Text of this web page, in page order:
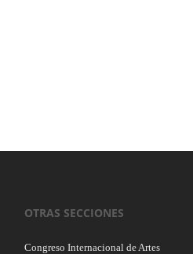
OTRAS SECCIONES
Congreso Internacional de Artes